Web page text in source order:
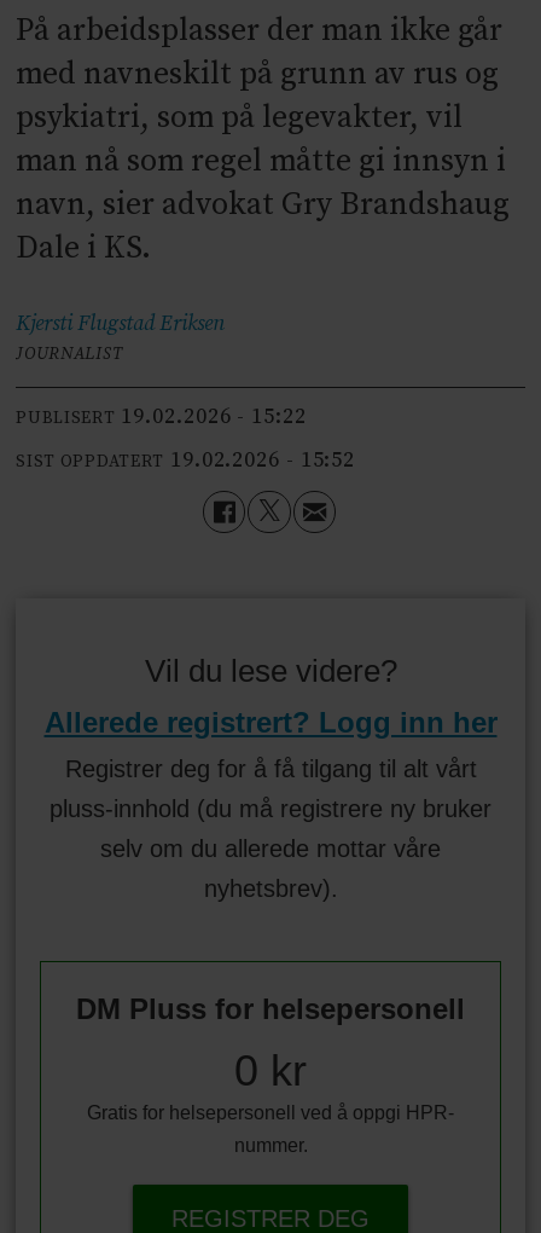
På arbeidsplasser der man ikke går
med navneskilt på grunn av rus og
psykiatri, som på legevakter, vil
man nå som regel måtte gi innsyn i
navn, sier advokat Gry Brandshaug
Dale i KS.
Kjersti FlugstadEriksen
JOURNALIST
PUBLISERT 19.02.2026 - 15:22
SIST OPPDATERT 19.02.2026 - 15:52
Vil du lese videre?
Allerede registrert? Logg inn her
Registrer deg for å få tilgang til alt vårt
pluss-innhold (du må registrere ny bruker
selv om du allerede mottar våre
nyhetsbrev).
DM Pluss for helsepersonell
0 kr
Gratis for helsepersonell ved å oppgi HPR-
nummer.
REGISTRER DEG